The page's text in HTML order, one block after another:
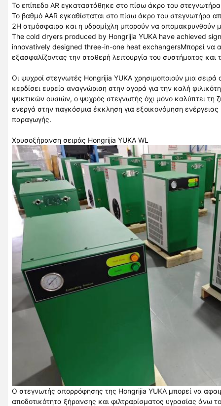
Το επίπεδο AR εγκαταστάθηκε στο πίσω άκρο του
Το βαθμό AAR εγκαθίσταται στο πίσω άκρο του στεγνωτήρα
2Η ατμόσφαιρα και η υδρομίχλη μπορούν να
The cold dryers produced by Hongrijia YUKA have achieved
innovatively designed three-in-one heat exchangersΜπορεί να
εξασφαλίζοντας την σταθερή λειτουργία του συστήματος
Οι ψυχροί στεγνωτές Hongrijia YUKA χρησιμοποιούν μια
κερδίσει ευρεία αναγνώριση στην αγορά για την καλή
ψυκτικών ουσιών, ο ψυχρός στεγνωτής όχι μόνο καλύπτει τη
ενεργά στην παγκόσμια έκκληση για εξοικονόμηση
παραγωγής.
Χρυσοξήρανση σειράς Hongrijia YUKA WL
Ο στεγνωτής απορρόφησης της Hongrijia YUKA μπορεί να
αποδοτικότητα ξήρανσης και φιλτραρίσματος υγρασίας άνω